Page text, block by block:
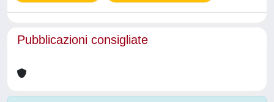
Pubblicazioni consigliate